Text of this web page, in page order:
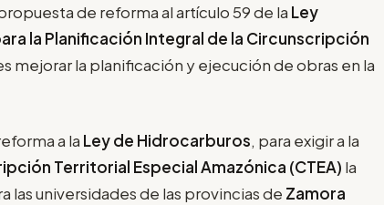
de reforma al artículo 59 de la Ley
la Planificación Integral de la Circunscripción
mejorar la planificación y ejecución de obras en la
a la Ley de Hidrocarburos, para exigir a la
Territorial Especial Amazónica (CTEA) la
las universidades de las provincias de Zamora